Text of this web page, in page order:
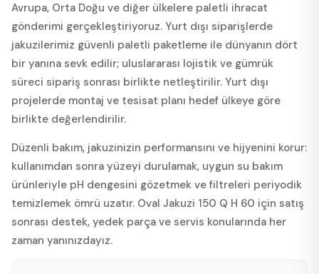
Avrupa, Orta Doğu ve diğer ülkelere paletli ihracat
gönderimi gerçekleştiriyoruz. Yurt dışı siparişlerde
jakuzilerimiz güvenli paletli paketleme ile dünyanın dört
bir yanına sevk edilir; uluslararası lojistik ve gümrük
süreci sipariş sonrası birlikte netleştirilir. Yurt dışı
projelerde montaj ve tesisat planı hedef ülkeye göre
birlikte değerlendirilir.
Düzenli bakım, jakuzinizin performansını ve hijyenini korur:
kullanımdan sonra yüzeyi durulamak, uygun su bakım
ürünleriyle pH dengesini gözetmek ve filtreleri periyodik
temizlemek ömrü uzatır. Oval Jakuzi 150 Q H 60 için satış
sonrası destek, yedek parça ve servis konularında her
zaman yanınızdayız.